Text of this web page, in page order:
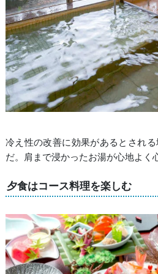
冷え性の改善に効果があるとされ
だ。肩まで浸かったお湯が心地よく
夕食はコース料理を楽しむ